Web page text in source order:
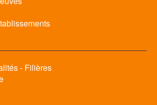
- Filières